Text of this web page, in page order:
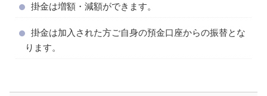
掛金は増額・減額ができます。
掛金は加入された方ご自身の預金口座からの振替とな
ります。